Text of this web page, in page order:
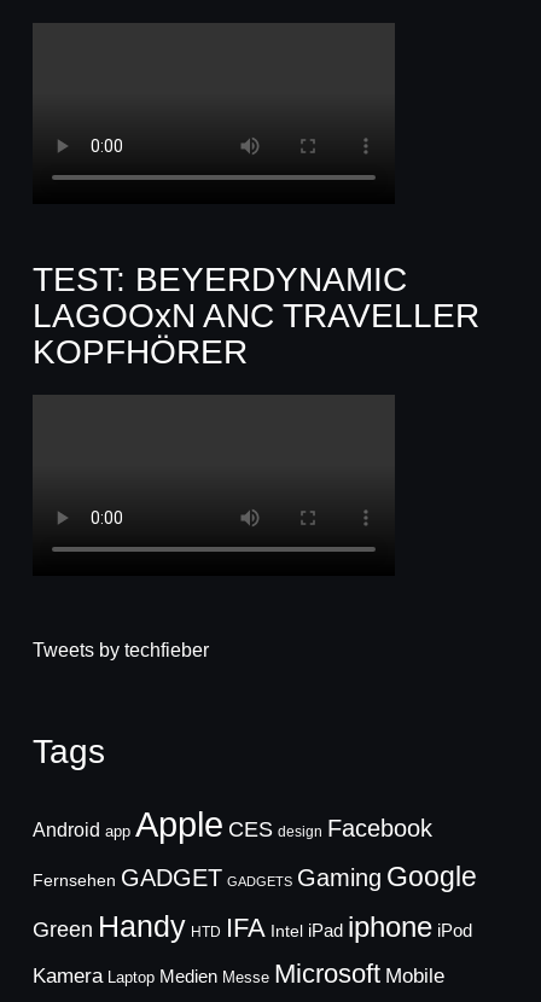
TEST: BEYERDYNAMIC
LAGOOxN ANC TRAVELLER
KOPFHÖRER
Tweets by techfieber
Tags
Android app Apple CES design Facebook
Fernsehen GADGET GADGETS Gaming Google
Green Handy HTD IFA Intel iPad iphone iPod
Kamera Laptop Medien Messe Microsoft Mobile